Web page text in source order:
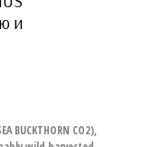
и
BUCKTHORN CO2),